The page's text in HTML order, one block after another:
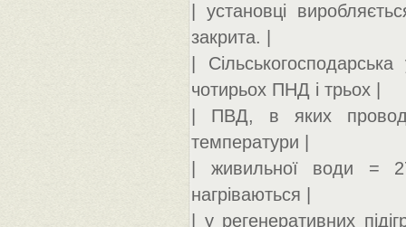
| установці
закрита. |
|
чотирьох ПНД і трьох |
| ПВД, в яких
температури |
| живильної води =
нагріваються |
| у регенеративних